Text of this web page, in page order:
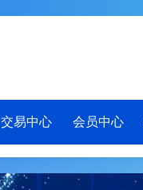
交易中心 会员中心